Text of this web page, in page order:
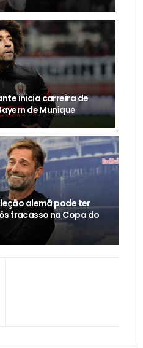
inicia carreira de
de Munique
alemã pode ter
fracasso na Copa do